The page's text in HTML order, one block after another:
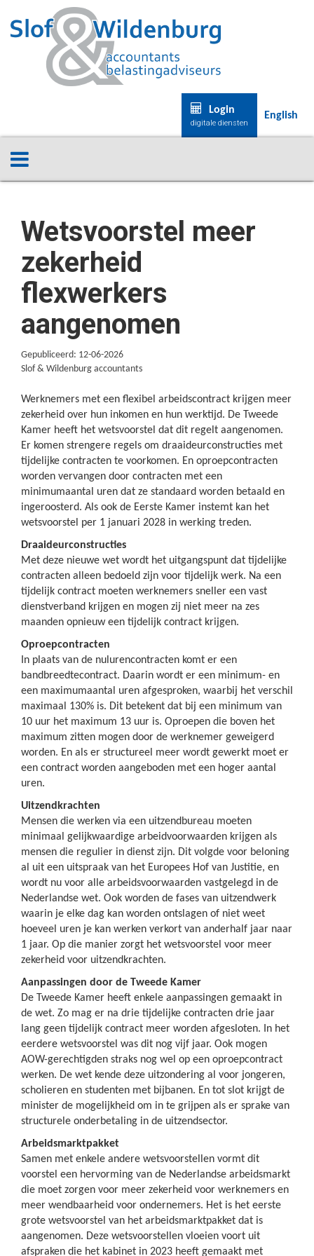
Login
digitale diensten
English
Wetsvoorstel meer
zekerheid
flexwerkers
aangenomen
Gepubliceerd: 12-06-2026
Slof & Wildenburg accountants
Werknemers met een flexibel arbeidscontract krijgen meer
zekerheid over hun inkomen en hun werktijd. De Tweede
Kamer heeft het wetsvoorstel dat dit regelt aangenomen.
Er komen strengere regels om draaideurconstructies met
tijdelijke contracten te voorkomen. En oproepcontracten
worden vervangen door contracten met een
minimumaantal uren dat ze standaard worden betaald en
ingeroosterd. Als ook de Eerste Kamer instemt kan het
wetsvoorstel per 1 januari 2028 in werking treden.
Draaideurconstructies
Met deze nieuwe wet wordt het uitgangspunt dat tijdelijke
contracten alleen bedoeld zijn voor tijdelijk werk. Na een
tijdelijk contract moeten werknemers sneller een vast
dienstverband krijgen en mogen zij niet meer na zes
maanden opnieuw een tijdelijk contract krijgen.
Oproepcontracten
In plaats van de nulurencontracten komt er een
bandbreedtecontract. Daarin wordt er een minimum- en
een maximumaantal uren afgesproken, waarbij het verschil
maximaal 130% is. Dit betekent dat bij een minimum van
10 uur het maximum 13 uur is. Oproepen die boven het
maximum zitten mogen door de werknemer geweigerd
worden. En als er structureel meer wordt gewerkt moet er
een contract worden aangeboden met een hoger aantal
uren.
Uitzendkrachten
Mensen die werken via een uitzendbureau moeten
minimaal gelijkwaardige arbeidvoorwaarden krijgen als
mensen die regulier in dienst zijn. Dit volgde voor beloning
al uit een uitspraak van het Europees Hof van Justitie, en
wordt nu voor alle arbeidsvoorwaarden vastgelegd in de
Nederlandse wet. Ook worden de fases van uitzendwerk
waarin je elke dag kan worden ontslagen of niet weet
hoeveel uren je kan werken verkort van anderhalf jaar naar
1 jaar. Op die manier zorgt het wetsvoorstel voor meer
zekerheid voor uitzendkrachten.
Aanpassingen door de Tweede Kamer
De Tweede Kamer heeft enkele aanpassingen gemaakt in
de wet. Zo mag er na drie tijdelijke contracten drie jaar
lang geen tijdelijk contract meer worden afgesloten. In het
eerdere wetsvoorstel was dit nog vijf jaar. Ook mogen
AOW-gerechtigden straks nog wel op een oproepcontract
werken. De wet kende deze uitzondering al voor jongeren,
scholieren en studenten met bijbanen. En tot slot krijgt de
minister de mogelijkheid om in te grijpen als er sprake van
structurele onderbetaling in de uitzendsector.
Arbeidsmarktpakket
Samen met enkele andere wetsvoorstellen vormt dit
voorstel een hervorming van de Nederlandse arbeidsmarkt
die moet zorgen voor meer zekerheid voor werknemers en
meer wendbaarheid voor ondernemers. Het is het eerste
grote wetsvoorstel van het arbeidsmarktpakket dat is
aangenomen. Deze wetsvoorstellen vloeien voort uit
afspraken die het kabinet in 2023 heeft gemaakt met